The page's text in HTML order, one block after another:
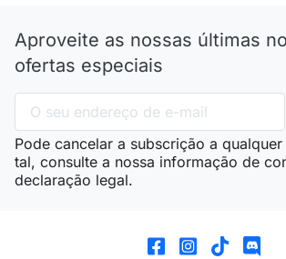
Aproveite as nossas últimas
ofertas especiais
Pode cancelar a subscrição a
tal, consulte a nossa informação de
declaração legal.